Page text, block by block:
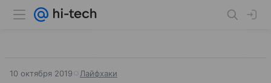
10 октября 2019 Лайфхаки